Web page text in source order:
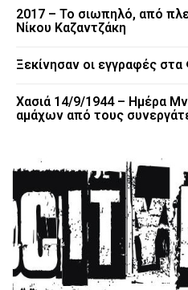
2017 – Το σιωπηλό, από
Νίκου Καζαντζάκη
Ξεκίνησαν οι εγγραφές
Χασιά 14/9/1944 – Ημέρα
αμάχων από τους